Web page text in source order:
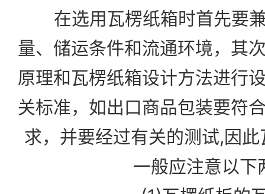
在选用瓦楞纸箱时首先要
量、储运条件和流通环境，其
原理和瓦楞纸箱设计方法进行
关标准，如出口商品包装要符
求，并要经过有关的测试,因
一般应注意以下